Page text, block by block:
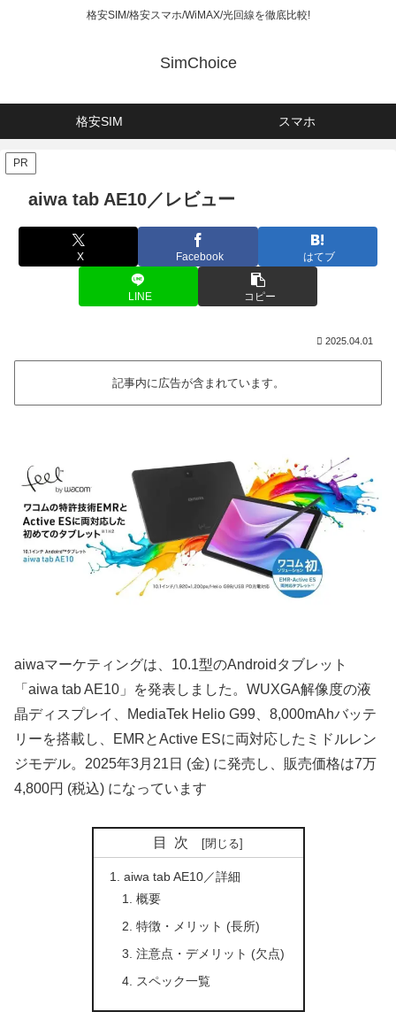
格安SIM/格安スマホ/WiMAX/光回線を徹底比較!
SimChoice
格安SIM スマホ
PR
aiwa tab AE10／レビュー
X Facebook はてブ
LINE コピー
2025.04.01
記事内に広告が含まれています。
aiwaマーケティングは、10.1型のAndroidタブレット
「aiwa tab AE10」を発表しました。WUXGA解像度の液
晶ディスプレイ、MediaTek Helio G99、8,000mAhバッテ
リーを搭載し、EMRとActive ESに両対応したミドルレン
ジモデル。2025年3月21日 (金) に発売し、販売価格は7万
4,800円 (税込) になっています
目次
aiwa tab AE10／詳細
概要
特徴・メリット (長所)
注意点・デメリット (欠点)
スペック一覧